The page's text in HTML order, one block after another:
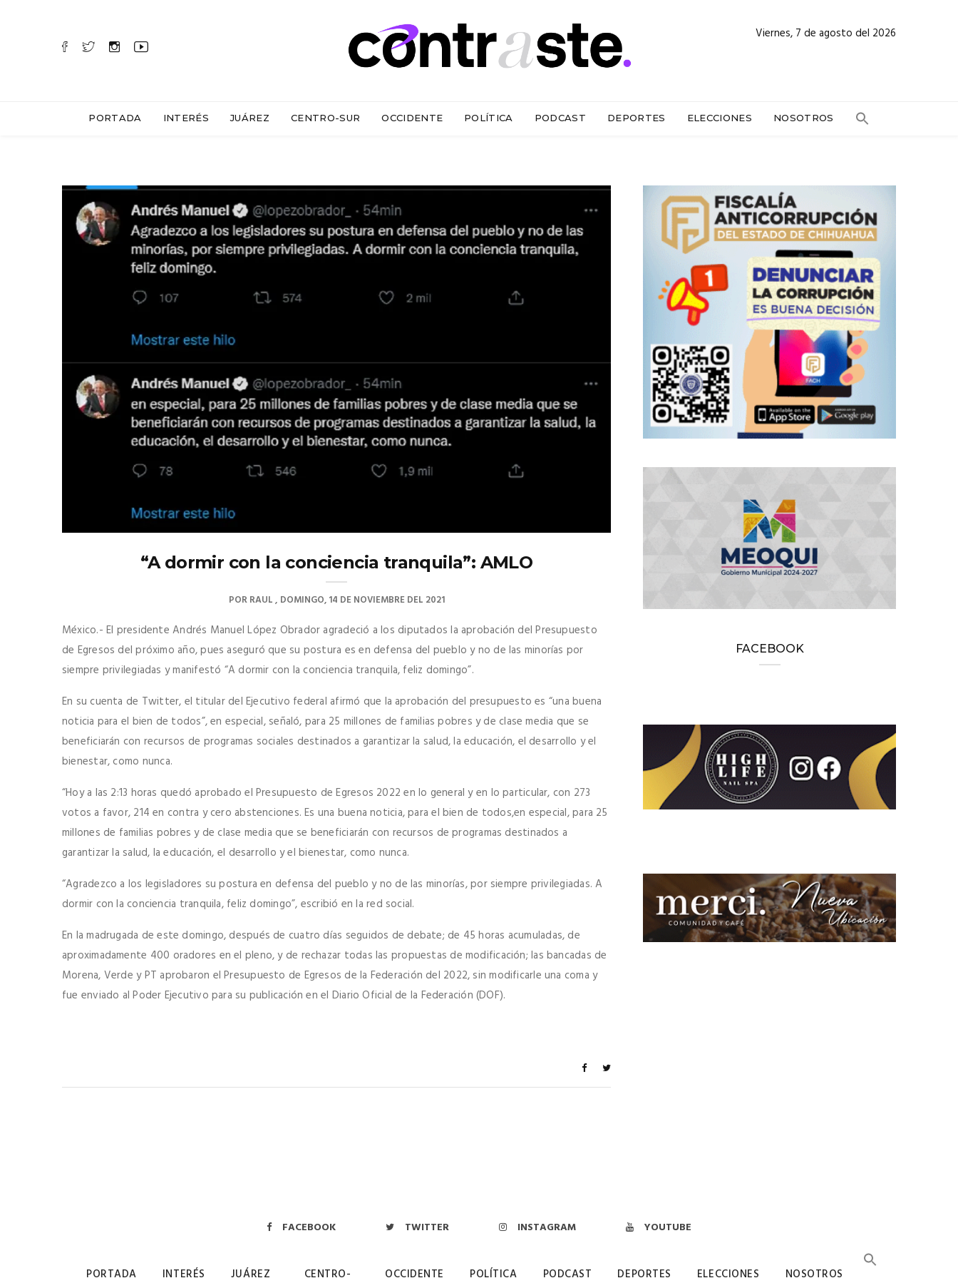
Viernes, 7 de agosto del 2026
PORTADA INTERÉS JUÁREZ CENTRO-SUR OCCIDENTE POLÍTICA PODCAST DEPORTES ELECCIONES NOSOTROS
“A dormir con la conciencia tranquila”: AMLO
PORRAUL DOMINGO, 14 DE NOVIEMBRE DEL 2021
México.- El presidente Andrés Manuel López Obrador agradeció a los diputados la aprobación del Presupuesto
de Egresos del próximo año, pues aseguró que su postura es en defensa del pueblo y no de las minorías por
siempre privilegiadas y manifestó “A dormir con la conciencia tranquila, feliz domingo”.
En su cuenta de Twitter, el titular del Ejecutivo federal afirmó que la aprobación del presupuesto es “una buena
noticia para el bien de todos”, en especial, señaló, para 25 millones de familias pobres y de clase media que se
beneficiarán con recursos de programas sociales destinados a garantizar la salud, la educación, el desarrollo y el
bienestar, como nunca.
“Hoy a las 2:13 horas quedó aprobado el Presupuesto de Egresos 2022 en lo general y en lo particular, con 273
votos a favor, 214 en contra y cero abstenciones. Es una buena noticia, para el bien de todos,en especial, para 25
millones de familias pobres y de clase media que se beneficiarán con recursos de programas destinados a
garantizar la salud, la educación, el desarrollo y el bienestar, como nunca.
“Agradezco a los legisladores su postura en defensa del pueblo y no de las minorías, por siempre privilegiadas. A
dormir con la conciencia tranquila, feliz domingo”, escribió en la red social.
En la madrugada de este domingo, después de cuatro días seguidos de debate; de 45 horas acumuladas, de
aproximadamente 400 oradores en el pleno, y de rechazar todas las propuestas de modificación; las bancadas de
Morena, Verde y PT aprobaron el Presupuesto de Egresos de la Federación del 2022, sin modificarle una coma y
fue enviado al Poder Ejecutivo para su publicación en el Diario Oficial de la Federación (DOF).
FACEBOOK
FACEBOOK TWITTER INSTAGRAM YOUTUBE
PORTADA INTERÉS JUÁREZ CENTRO- OCCIDENTE POLÍTICA PODCAST DEPORTES ELECCIONES NOSOTROS